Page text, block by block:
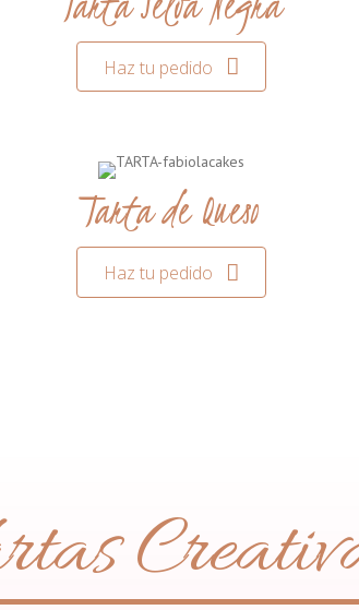
Haz tu pedido
Tarta de Queso
Haz tu pedido